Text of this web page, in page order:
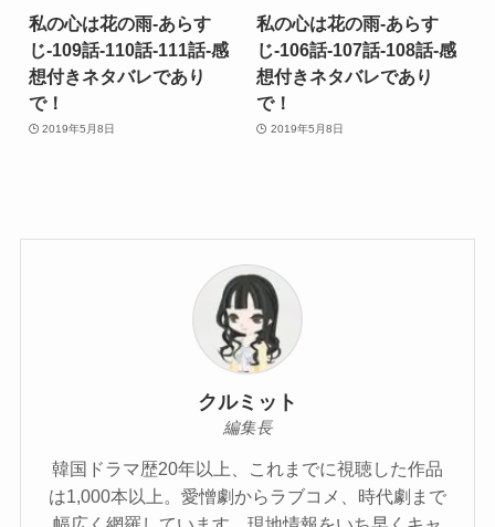
私の心は花の雨-あらす
じ-109話-110話-111話-感
想付きネタバレであり
で！
2019年5月8日
私の心は花の雨-あらす
じ-106話-107話-108話-感
想付きネタバレであり
で！
2019年5月8日
クルミット
編集長
韓国ドラマ歴20年以上、これまでに視聴した作品
は1,000本以上。愛憎劇からラブコメ、時代劇まで